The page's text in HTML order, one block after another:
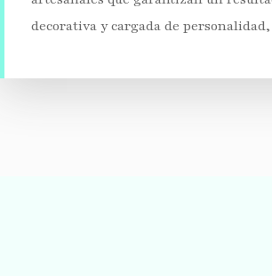
decorativa y cargada de